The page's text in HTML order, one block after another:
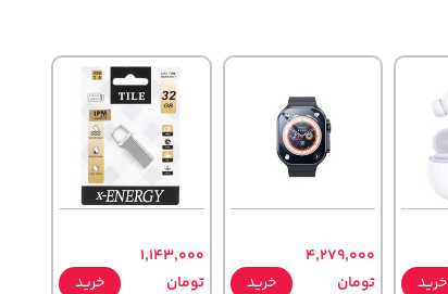
خرید
4,279,000
تومان
خرید
1,143,000
تومان
خرید